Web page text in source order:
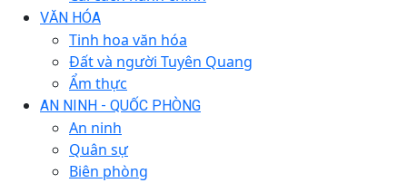
VĂN HÓA
Tinh hoa văn hóa
Đất và người Tuyên Quang
Ẩm thực
AN NINH - QUỐC PHÒNG
An ninh
Quân sự
Biên phòng